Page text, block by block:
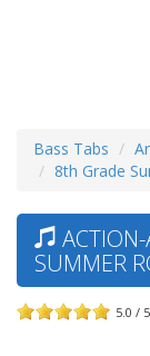
Bass Tabs
8th Grade
SUMMER
5.0 /